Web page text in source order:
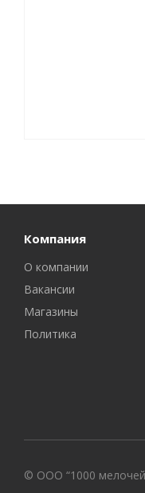
Компания
О компании
Вакансии
Магазины
Политика
© ООО “1000